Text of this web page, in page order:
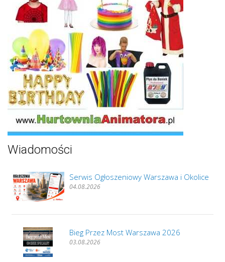
Wiadomości
Serwis Ogłoszeniowy Warszawa i Okolice
04.08.2026
Bieg Przez Most Warszawa 2026
03.08.2026